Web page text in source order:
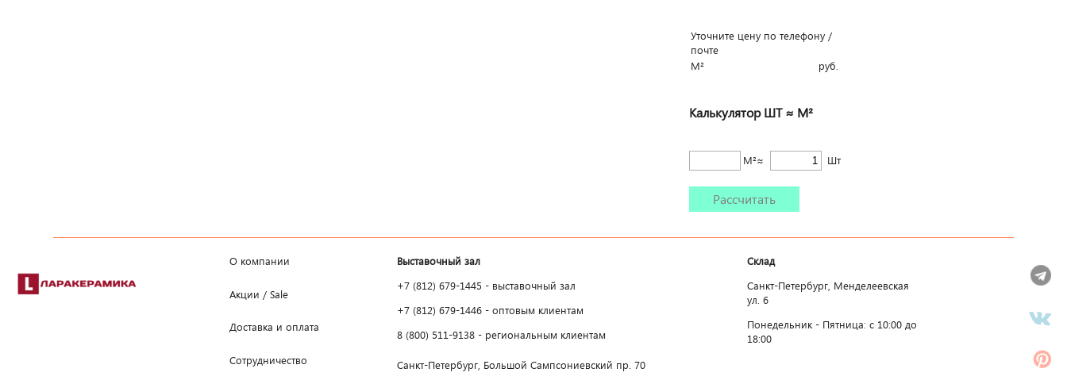
Уточните цену по телефону /
почте
М²
руб.
Калькулятор ШТ ≈ М²
М²≈ Шт
Рассчитать
О компании
Акции / Sale
Доставка и оплата
Сотрудничество
Выставочный зал
+7 (812) 679-1445 - выставочный зал
+7 (812) 679-1446 - оптовым клиентам
8 (800) 511-9138 - региональным клиентам
Санкт-Петербург, Большой Сампсониевский пр. 70
Склад
Санкт-Петербург, Менделеевская
ул. 6
Понедельник - Пятница: c 10:00 до
18:00